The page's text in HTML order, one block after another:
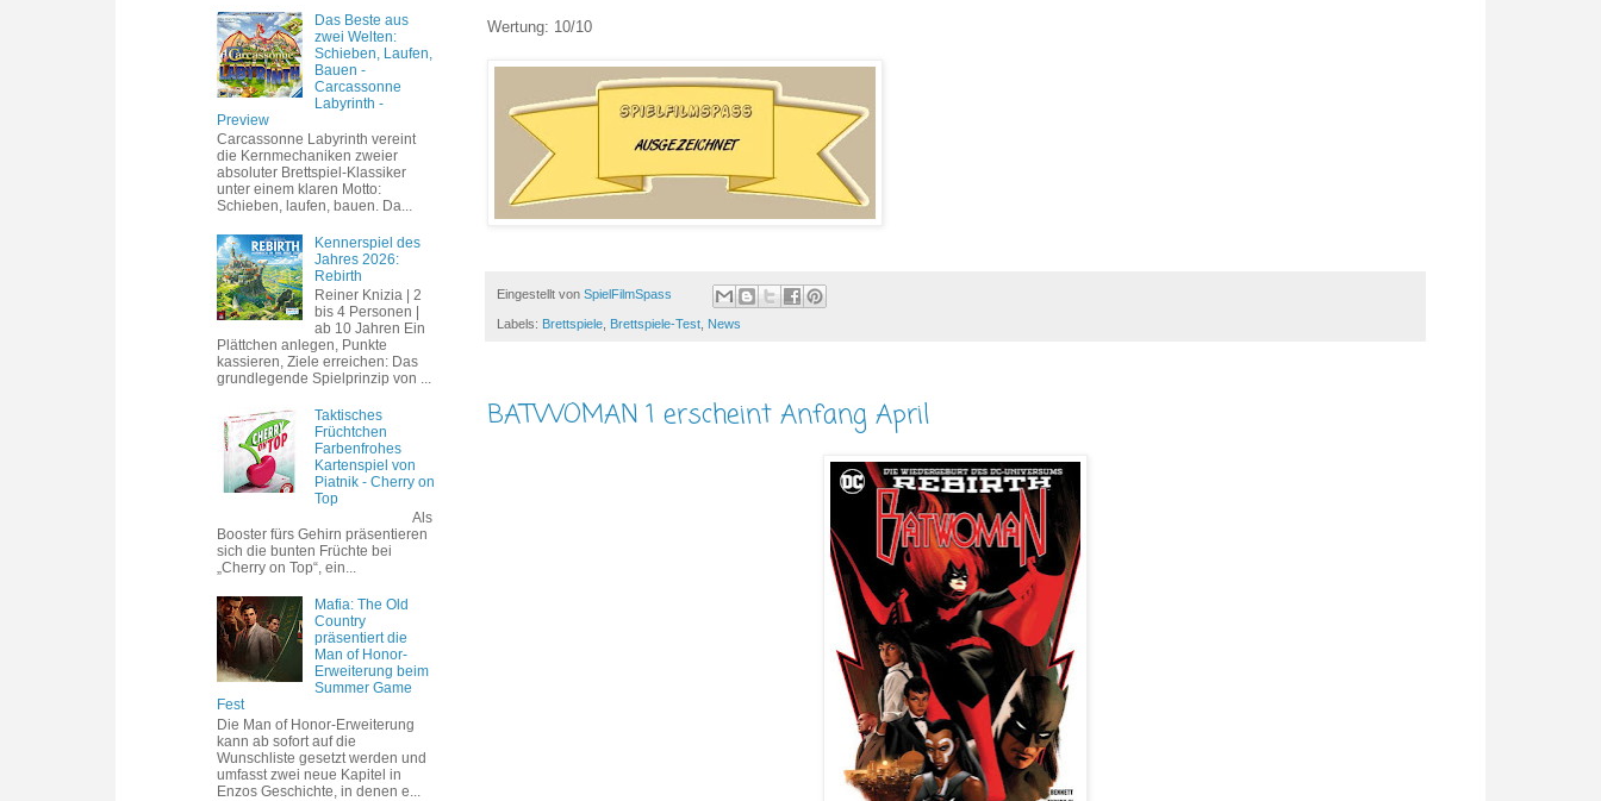
Wertung: 10/10
Eingestellt von SpielFilmSpass
Labels: Brettspiele Brettspiele-Test News
BATWOMAN 1 erscheint Anfang April
Das Beste aus
zwei Welten:
Schieben, Laufen,
Bauen -
Carcassonne
Labyrinth -
Preview
Carcassonne Labyrinth vereint
die Kernmechaniken zweier
absoluter Brettspiel-Klassiker
unter einem klaren Motto:
Schieben, laufen, bauen. Da...
Kennerspiel des
Jahres 2026:
Rebirth
Reiner Knizia | 2
bis 4 Personen |
ab 10 Jahren Ein
Plättchen anlegen, Punkte
kassieren, Ziele erreichen: Das
grundlegende Spielprinzip von ...
Taktisches
Früchtchen
Farbenfrohes
Kartenspiel von
Piatnik - Cherry on
Top
Als
Booster fürs Gehirn präsentieren
sich die bunten Früchte bei
„Cherry on Top“, ein...
Mafia: The Old
Country
präsentiert die
Man of Honor-
Erweiterung beim
Summer Game
Fest
Die Man of Honor-Erweiterung
kann ab sofort auf die
Wunschliste gesetzt werden und
umfasst zwei neue Kapitel in
Enzos Geschichte, in denen e...